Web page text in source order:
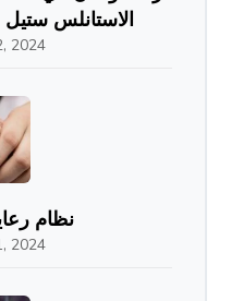
الاستانلس
2024
نظام
2024